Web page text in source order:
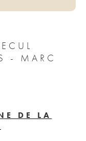
- MARC
DE LA